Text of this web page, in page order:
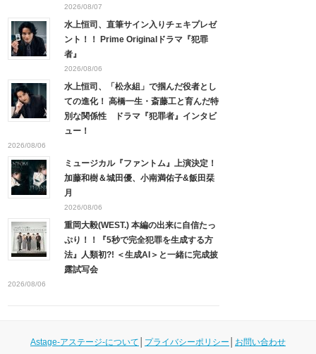
2026/08/07
水上恒司、直筆サイン入りチェキプレゼ
ント！！ Prime Originalドラマ『犯罪
者』
2026/08/06
水上恒司、「松永組」で掴んだ役者とし
ての進化！ 高橋一生・斎藤工と育んだ特
別な関係性 ドラマ『犯罪者』インタビ
ュー！
2026/08/06
ミュージカル『ファントム』上演決定！
加藤和樹＆城田優、小南満佑子&飯田栞
月
2026/08/06
重岡大毅(WEST.) 本編の出来に自信たっ
ぷり！！『5秒で完全犯罪を生成する方
法』人類初?! ＜生成AI＞と一緒に完成披
露試写会
2026/08/06
Astage-アステージ-について プライバシーポリシー お問い合わせ